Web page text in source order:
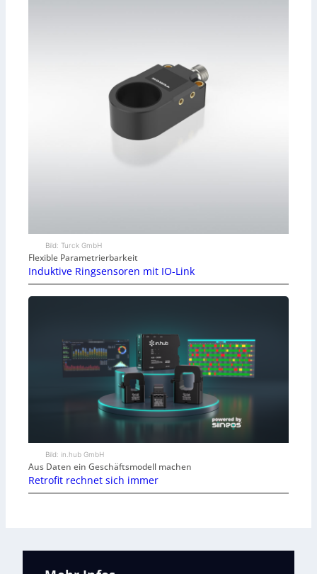
Bild: Turck GmbH
Flexible Parametrierbarkeit
Induktive Ringsensoren mit IO-Link
Bild: in.hub GmbH
Aus Daten ein Geschäftsmodell machen
Retrofit rechnet sich immer